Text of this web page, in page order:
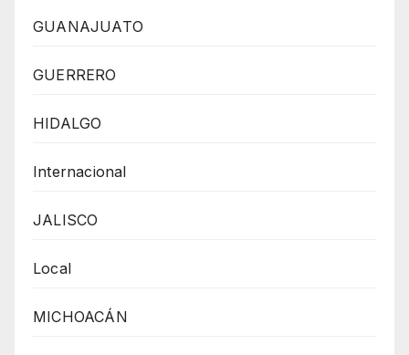
GUANAJUATO
GUERRERO
HIDALGO
Internacional
JALISCO
Local
MICHOACÁN